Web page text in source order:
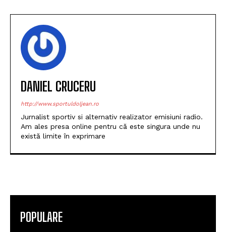
DANIEL CRUCERU
http://www.sportuldoljean.ro
Jurnalist sportiv si alternativ realizator emisiuni radio.
Am ales presa online pentru că este singura unde nu
există limite în exprimare
POPULARE